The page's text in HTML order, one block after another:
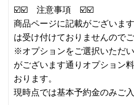
☑️☑️ 注意事項 ☑️☑️
商品ページに記載がございま
は受け付けておりませんので
※オプションをご選択いただ
がございます通りオプション
おります。
現時点では基本予約金のみご